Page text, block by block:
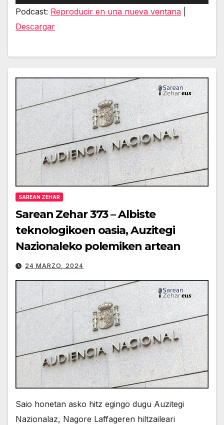
de
Podcast: Reproducir en una nueva ventana
Descargar
SAREAN ZEHAR
Sarean Zehar 373 – Albiste
teknologikoen oasia, Auzitegi
Nazionaleko polemiken artean
24 MARZO, 2024
Saio honetan asko hitz egingo dugu Auzitegi
Nazionalaz, Nagore Laffageren hiltzaileari